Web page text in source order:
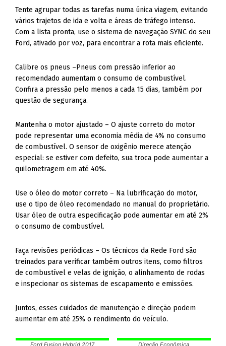
Tente agrupar todas as tarefas numa única viagem, evitando
vários trajetos de ida e volta e áreas de tráfego intenso.
Com a lista pronta, use o sistema de navegação SYNC do seu
Ford, ativado por voz, para encontrar a rota mais eficiente.
Calibre os pneus –Pneus com pressão inferior ao
recomendado aumentam o consumo de combustível.
Confira a pressão pelo menos a cada 15 dias, também por
questão de segurança.
Mantenha o motor ajustado – O ajuste correto do motor
pode representar uma economia média de 4% no consumo
de combustível. O sensor de oxigênio merece atenção
especial: se estiver com defeito, sua troca pode aumentar a
quilometragem em até 40%.
Use o óleo do motor correto – Na lubrificação do motor,
use o tipo de óleo recomendado no manual do proprietário.
Usar óleo de outra especificação pode aumentar em até 2%
o consumo de combustível.
Faça revisões periódicas – Os técnicos da Rede Ford são
treinados para verificar também outros itens, como filtros
de combustível e velas de ignição, o alinhamento de rodas
e inspecionar os sistemas de escapamento e emissões.
Juntos, esses cuidados de manutenção e direção podem
aumentar em até 25% o rendimento do veículo.
Ford Fusion Hybrid 2017 Direção Econômica